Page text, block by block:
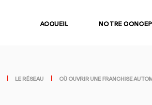
ACCUEIL NOTRE
LE RÉSEAU OÙ OUVRIR UNE FRANCHISE